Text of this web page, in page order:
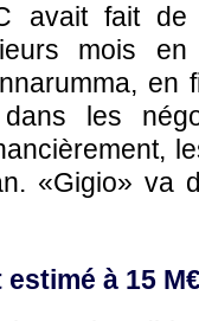
avait fait de
mois
en
dans les
«Gigio» va
à 15